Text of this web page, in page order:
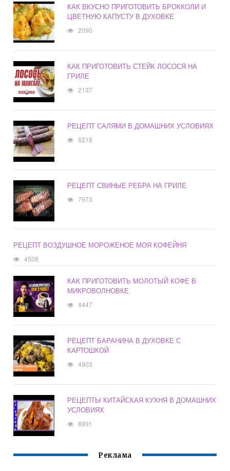
КАК ВКУСНО ПРИГОТОВИТЬ БРОККОЛИ И
ЦВЕТНУЮ КАПУСТУ В ДУХОВКЕ
2090
КАК ПРИГОТОВИТЬ СТЕЙК ЛОСОСЯ НА
ГРИЛЕ
2137
РЕЦЕПТ САЛЯМИ В ДОМАШНИХ УСЛОВИЯХ
6218
РЕЦЕПТ СВИНЫЕ РЕБРА НА ГРИЛЕ
7973
РЕЦЕПТ ВОЗДУШНОЕ МОРОЖЕНОЕ МОЯ КОФЕЙНЯ
4508
КАК ПРИГОТОВИТЬ МОЛОТЫЙ КОФЕ В
МИКРОВОЛНОВКЕ
4447
РЕЦЕПТ БАРАНИНА В ДУХОВКЕ С
КАРТОШКОЙ
4903
РЕЦЕПТЫ КИТАЙСКАЯ КУХНЯ В ДОМАШНИХ
УСЛОВИЯХ
8991
Реклама